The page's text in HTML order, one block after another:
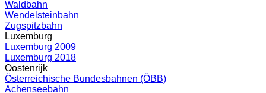
Waldbahn
Wendelsteinbahn
Zugspitzbahn
Luxemburg
Luxemburg 2009
Luxemburg 2018
Oostenrijk
Österreichische Bundesbahnen (ÖBB)
Achenseebahn